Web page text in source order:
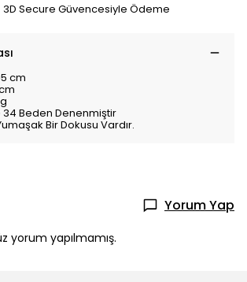
3D Secure Güvencesiyle Ödeme
cm
Beden Denenmiştir
Bir Dokusu Vardır.
Yorum Yap
yorum yapılmamış.